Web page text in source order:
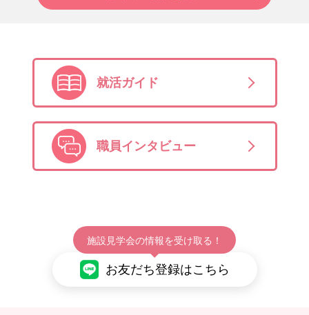
就活ガイド
職員インタビュー
施設見学会の情報を受け取る！
お友だち登録はこちら